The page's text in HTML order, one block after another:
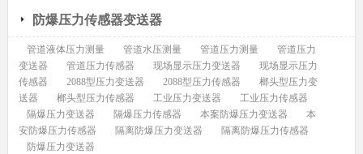
防爆压力传感器变送器
管道液体压力测量 管道水压测量 管道压力测量
管道压力
变送器
管道压力传感器 现场显示压力变送器
现场显示压力
传感器
2088型压力变送器 2088型压力传感器
榔头型压力变
送器
榔头型压力传感器 工业压力变送器
工业压力传感器
隔爆压力变送器
隔爆压力传感器 本案防爆压力变送器
本
安防爆压力传感器
隔离防爆压力变送器
隔离防爆压力传感器
防爆压力变送器